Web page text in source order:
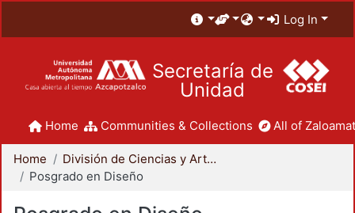
Log In
Secretaría de
Unidad
Home Communities & Collections All of
Home
División de Ciencias y Artes para el Diseño
Posgrado en Diseño